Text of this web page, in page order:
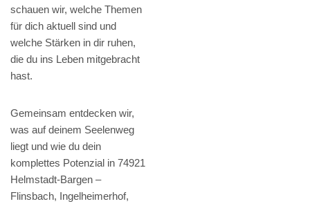
schauen wir, welche Themen
für dich aktuell sind und
welche Stärken in dir ruhen,
die du ins Leben mitgebracht
hast.
Gemeinsam entdecken wir,
was auf deinem Seelenweg
liegt und wie du dein
komplettes Potenzial in 74921
Helmstadt-Bargen –
Flinsbach, Ingelheimerhof,